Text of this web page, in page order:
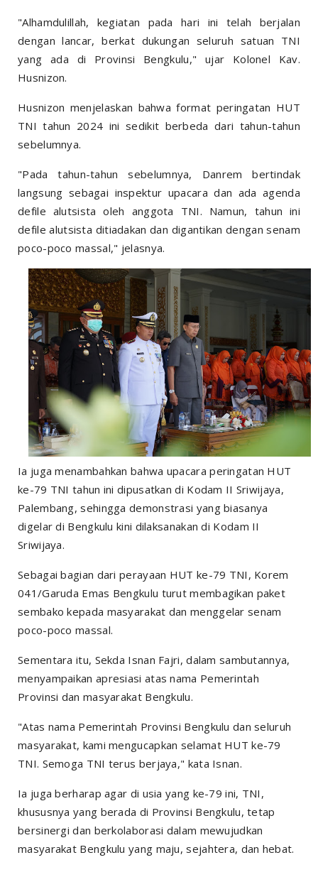
"Alhamdulillah, kegiatan pada hari ini telah berjalan
dengan lancar, berkat dukungan seluruh satuan TNI
yang ada di Provinsi Bengkulu," ujar Kolonel Kav.
Husnizon.
Husnizon menjelaskan bahwa format peringatan HUT
TNI tahun 2024 ini sedikit berbeda dari tahun-tahun
sebelumnya.
"Pada tahun-tahun sebelumnya, Danrem bertindak
langsung sebagai inspektur upacara dan ada agenda
defile alutsista oleh anggota TNI. Namun, tahun ini
defile alutsista ditiadakan dan digantikan dengan senam
poco-poco massal," jelasnya.
Ia juga menambahkan bahwa upacara peringatan HUT
ke-79 TNI tahun ini dipusatkan di Kodam II Sriwijaya,
Palembang, sehingga demonstrasi yang biasanya
digelar di Bengkulu kini dilaksanakan di Kodam II
Sriwijaya.
Sebagai bagian dari perayaan HUT ke-79 TNI, Korem
041/Garuda Emas Bengkulu turut membagikan paket
sembako kepada masyarakat dan menggelar senam
poco-poco massal.
Sementara itu, Sekda Isnan Fajri, dalam sambutannya,
menyampaikan apresiasi atas nama Pemerintah
Provinsi dan masyarakat Bengkulu.
"Atas nama Pemerintah Provinsi Bengkulu dan seluruh
masyarakat, kami mengucapkan selamat HUT ke-79
TNI. Semoga TNI terus berjaya," kata Isnan.
Ia juga berharap agar di usia yang ke-79 ini, TNI,
khususnya yang berada di Provinsi Bengkulu, tetap
bersinergi dan berkolaborasi dalam mewujudkan
masyarakat Bengkulu yang maju, sejahtera, dan hebat.